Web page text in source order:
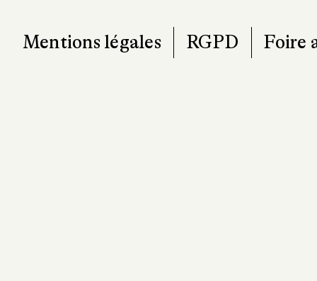
Mentions légales RGPD Foire